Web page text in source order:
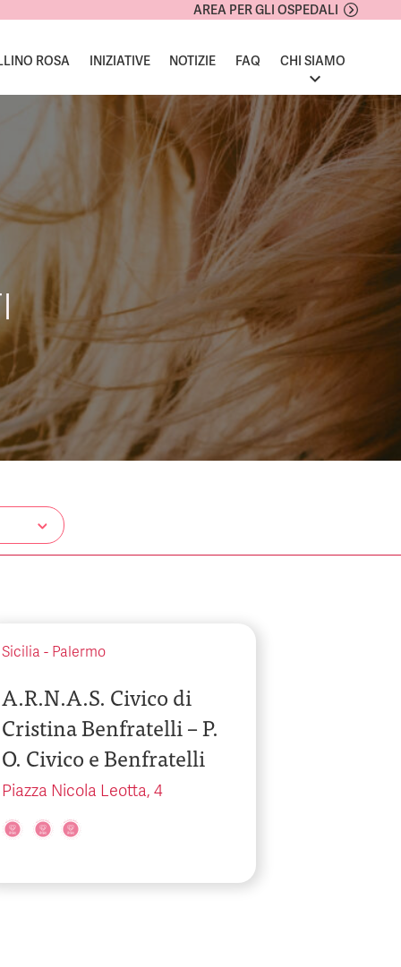
AREA PER GLI OSPEDALI
ROSA INIZIATIVE NOTIZIE FAQ CHI SIAMO
Sicilia - Palermo
A.R.N.A.S. Civico di
Cristina Benfratelli – P.
O. Civico e Benfratelli
Piazza Nicola Leotta, 4